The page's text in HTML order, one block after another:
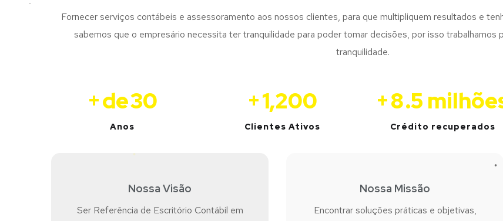
Fornecer serviços contábeis e assessoramento aos nossos clientes, para que multipliquem resultados e
sabemos que o empresário necessita ter tranquilidade para poder tomar decisões, por isso trabalhamos
tranquilidade.
+de30
Anos
+1,200
Clientes Ativos
+8.5
Crédito recuperados
Nossa Visão
Ser Referência de Escritório Contábil em
Nossa Missão
Encontrar soluções práticas e objetivas,